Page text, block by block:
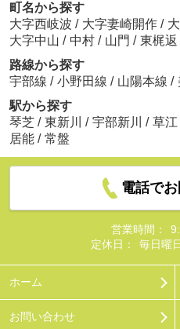
町名から探す
大字西岐波 / 大字妻崎開作 /
大字中山 / 中村 / 山門 / 東梶返
路線から探す
宇部線 / 小野田線 / 山陽本線 /
駅から探す
琴芝 / 東新川 / 宇部新川 / 草江
居能 / 常盤
電話で
営業時間：
定休日：
毎日曜
ホーム
お問い合わせ